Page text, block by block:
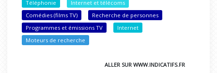
Téléphonie
Internet et télécoms
Comédies (films TV)
Recherche de personnes
Programmes et émissions TV
Internet
Moteurs de recherche
ALLER SUR WWW.INDICATIFS.FR